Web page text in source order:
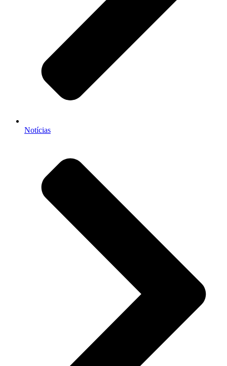
Notícias